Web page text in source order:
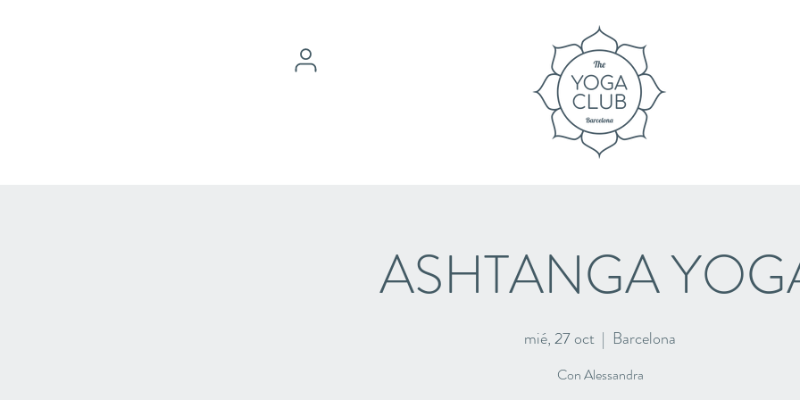
ASHTANGA
mié, 27 oct
  |
Barcelona
Con Alessandra